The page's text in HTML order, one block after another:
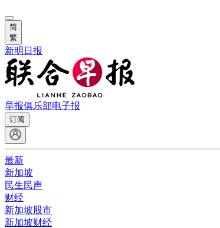
简
繁
新明日报
早报俱乐部电子报
订阅
最新
新加坡
民生民声
财经
新加坡股市
新加坡财经